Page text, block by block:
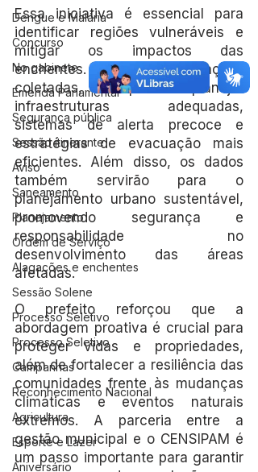
Dengue e Malária
Concurso
No gabinete
Emenda Parlamentar
Segurança pública
Sessão itinerante
Aviso
Saneamento
Planejamento
Ordem de Serviço
Alagações e enchentes
Sessão Solene
Processo Seletivo
Processo Seletivo
Campanhas
Reconhecimento Nacional
Agricultura
Esporte e Lazer
Aniversário
Essa iniciativa é essencial para
identificar regiões vulneráveis e
mitigar os impactos das
enchentes. Com as informações
coletadas, será possível planejar
infraestruturas adequadas,
sistemas de alerta precoce e
estratégias de evacuação mais
eficientes. Além disso, os dados
também servirão para o
planejamento urbano sustentável,
promovendo segurança e
responsabilidade no
desenvolvimento das áreas
afetadas.
O prefeito reforçou que a
abordagem proativa é crucial para
proteger vidas e propriedades,
além de fortalecer a resiliência das
comunidades frente às mudanças
climáticas e eventos naturais
extremos. A parceria entre a
gestão municipal e o CENSIPAM é
um passo importante para garantir